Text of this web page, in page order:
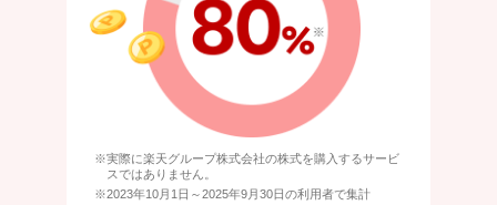
※実際に楽天グループ株式会社の株式を購入するサービ
スではありません。
※2023年10月1日～2025年9月30日の利用者で集計